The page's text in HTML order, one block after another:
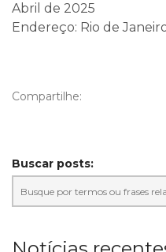
Abril de 2025
Endereço: Rio de
Compartilhe:
Buscar posts: